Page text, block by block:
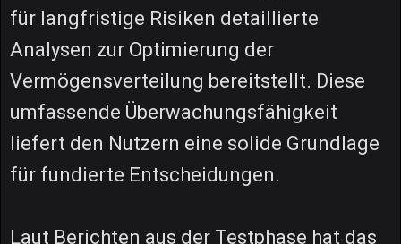
für langfristige Risiken detaillierte
Analysen zur Optimierung der
Vermögensverteilung bereitstellt. Diese
umfassende Überwachungsfähigkeit
liefert den Nutzern eine solide Grundlage
für fundierte Entscheidungen.
Laut Berichten aus der Testphase hat das